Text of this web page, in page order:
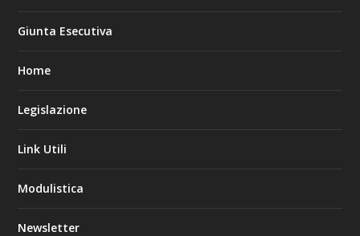
Giunta Esecutiva
Home
Legislazione
Link Utili
Modulistica
Newsletter